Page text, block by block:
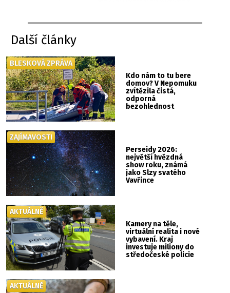
Další články
Kdo nám to tu bere
domov? V Nepomuku
zvítězila čistá,
odporná
bezohlednost
BLESKOVÁ ZPRÁVA
Perseidy 2026:
největší hvězdná
show roku, známá
jako Slzy svatého
Vavřince
ZAJÍMAVOSTI
Kamery na těle,
virtuální realita i nové
vybavení. Kraj
investuje miliony do
středočeské policie
AKTUÁLNĚ
AKTUÁLNĚ